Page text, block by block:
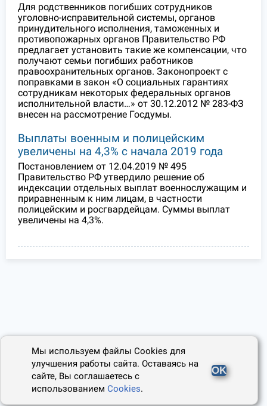
Для родственников погибших сотрудников
уголовно-исправительной системы, органов
принудительного исполнения, таможенных и
противопожарных органов Правительство РФ
предлагает установить такие же компенсации, что
получают семьи погибших работников
правоохранительных органов. Законопроект с
поправками в закон «О социальных гарантиях
сотрудникам некоторых федеральных органов
исполнительной власти…» от 30.12.2012 № 283-ФЗ
внесен на рассмотрение Госдумы.
Выплаты военным и полицейским
увеличены на 4,3% с начала 2019 года
Постановлением от 12.04.2019 № 495
Правительство РФ утвердило решение об
индексации отдельных выплат военнослужащим и
приравненным к ним лицам, в частности
полицейским и росгвардейцам. Суммы выплат
увеличены на 4,3%.
Мы используем файлы Cookies для
улучшения работы сайта. Оставаясь на
сайте, Вы соглашаетесь с
использованиемCookies.
OK